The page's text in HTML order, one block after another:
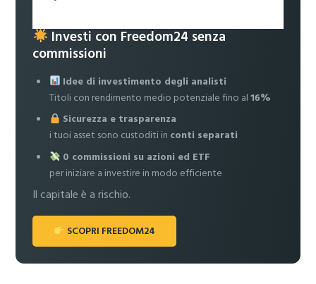
Investi con Freedom24 senza
commissioni
Idee di investimento degli analisti
Titoli con rendimento medio potenziale fino al16%
Sicurezza e trasparenza
i tuoi asset sono custoditi in conti separati
0 commissioni su azioni ed ETF
per iniziare a investire in modo efficiente
Il capitale è a rischio.
SCOPRI FREEDOM24